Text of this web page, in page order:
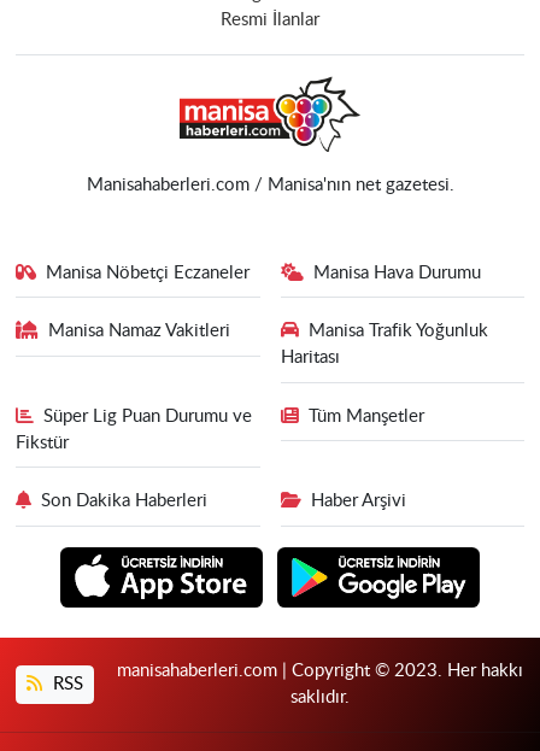
Resmi İlanlar
Manisahaberleri.com / Manisa'nın net gazetesi.
Manisa Nöbetçi Eczaneler Manisa Hava Durumu
Manisa Namaz Vakitleri
Manisa Trafik Yoğunluk
Haritası
Süper Lig Puan Durumu ve
Fikstür
Tüm Manşetler
Son Dakika Haberleri Haber Arşivi
RSS
manisahaberleri.com | Copyright © 2023. Her hakkı
saklıdır.